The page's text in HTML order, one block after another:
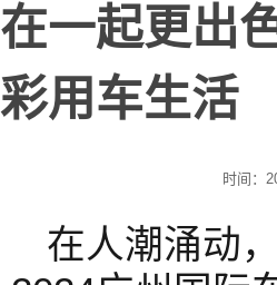
在一起更出
彩用车生活
时间：
在人潮涌动